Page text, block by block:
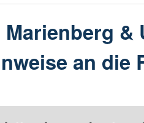
Marienberg &
an die